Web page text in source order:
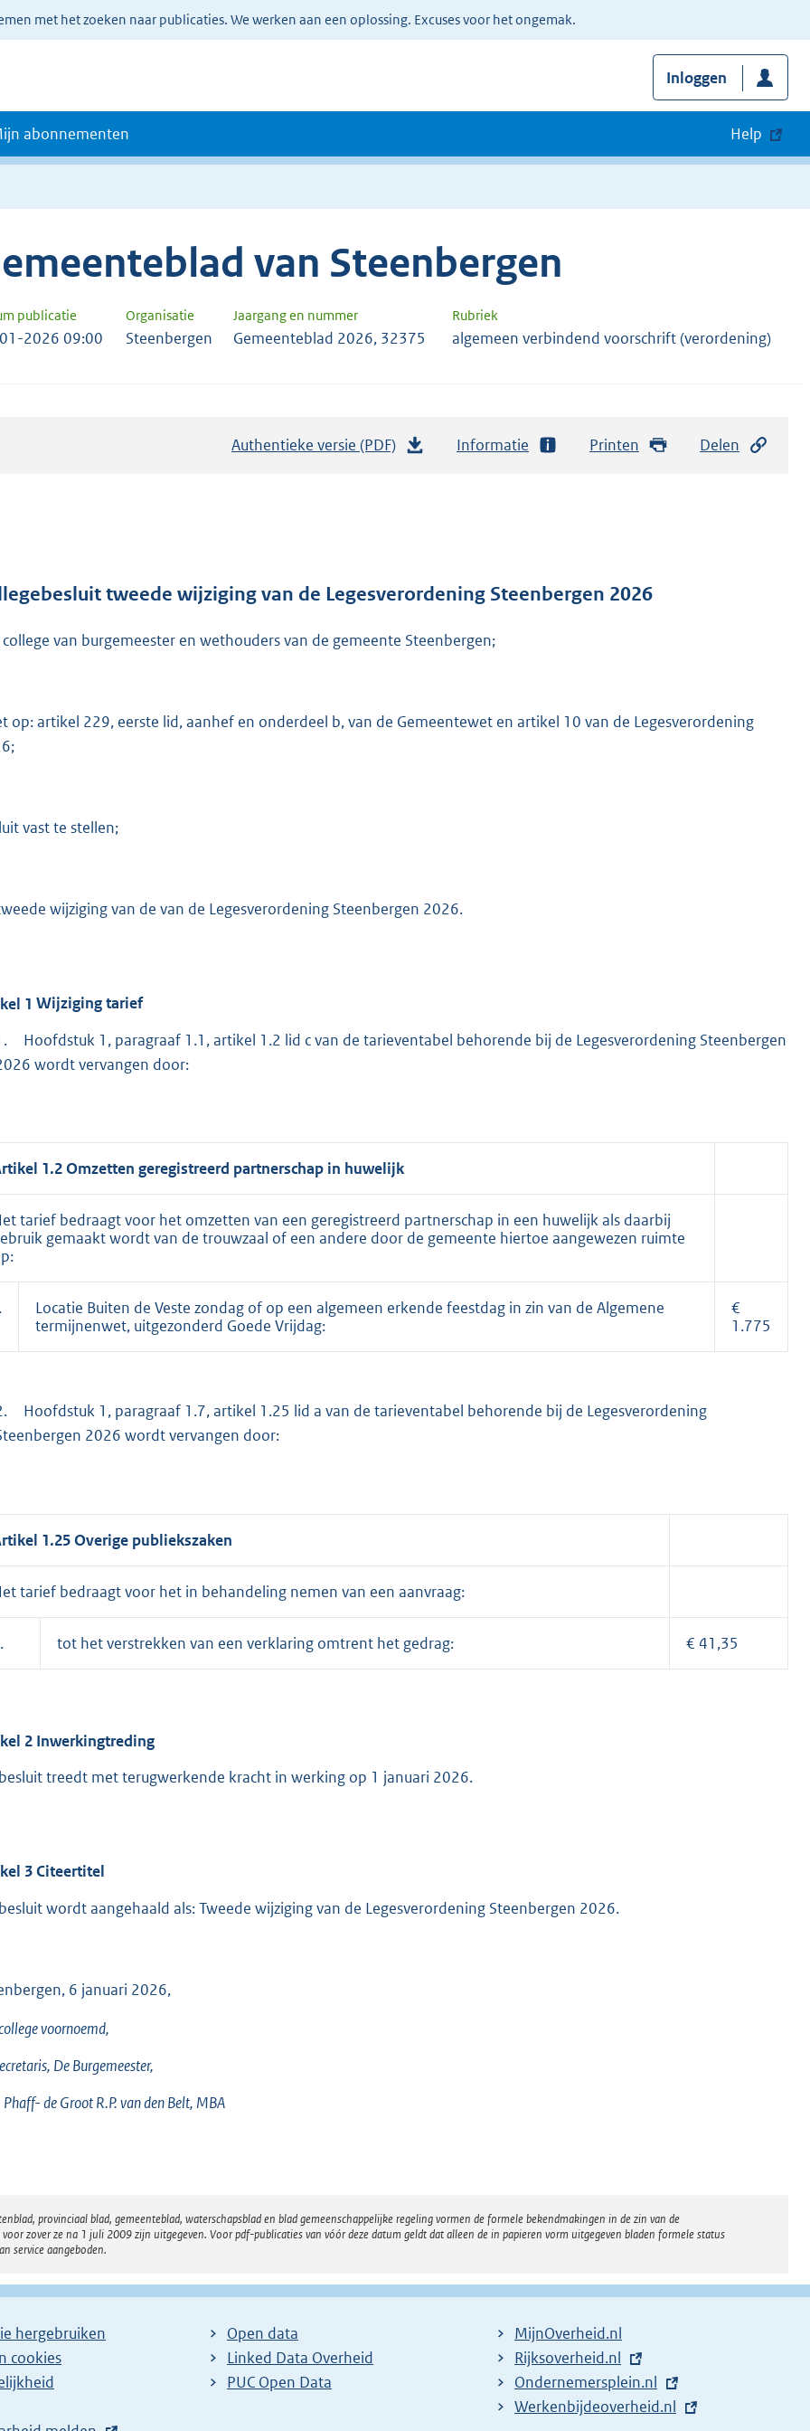
met het zoeken naar publicaties. We werken aan een oplossing. Excuses voor het ongemak.
Inloggen
abonnementen Help
van Steenbergen
publicatie Organisatie Jaargang en nummer Rubriek
2026 09:00 Steenbergen Gemeenteblad 2026, 32375 algemeen verbindend voorschrift (verordening)
Authentieke versie (PDF)
d
g
o
K
Informatie Printen Delen
tweede wijziging van de Legesverordening Steenbergen 2026
van burgemeester en wethouders van de gemeente Steenbergen;
op: artikel 229, eerste lid, aanhef en onderdeel b, van de Gemeentewet en artikel 10 van de Legesverordening
vast te stellen;
wijziging van de van de Legesverordening Steenbergen 2026.
1 Wijziging tarief
Hoofdstuk 1, paragraaf 1.1, artikel 1.2 lid c van de tarieventabel behorende bij de Legesverordening Steenbergen
wordt vervangen door:
1.2 Omzetten geregistreerd partnerschap in huwelijk
tarief bedraagt voor het omzetten van een geregistreerd partnerschap in een huwelijk als daarbij
gemaakt wordt van de trouwzaal of een andere door de gemeente hiertoe aangewezen ruimte
Locatie Buiten de Veste zondag of op een algemeen erkende feestdag in zin van de Algemene
termijnenwet, uitgezonderd Goede Vrijdag:
€
1.775
Hoofdstuk 1, paragraaf 1.7, artikel 1.25 lid a van de tarieventabel behorende bij de Legesverordening
2026 wordt vervangen door:
1.25 Overige publiekszaken
tarief bedraagt voor het in behandeling nemen van een aanvraag:
tot het verstrekken van een verklaring omtrent het gedrag: € 41,35
2 Inwerkingtreding
treedt met terugwerkende kracht in werking op 1 januari 2026.
3Citeertitel
wordt aangehaald als: Tweede wijziging van de Legesverordening Steenbergen 2026.
6 januari 2026,
voornoemd,
De Burgemeester,
de GrootR.P. van den Belt, MBA
provinciaal blad, gemeenteblad, waterschapsblad en blad gemeenschappelijke regeling vormen de formele bekendmakingen in de zin van de
zover ze na 1 juli 2009 zijn uitgegeven. Voor pdf-publicaties van vóór deze datum geldt dat alleen de in papieren vorm uitgegeven bladen formele status
service aangeboden.
hergebruiken
cookies
Open data
Linked Data Overheid
PUC Open Data
MijnOverheid.nl
E
x
t
Rijksoverheid.nl
E
x
Ondernemersplein.nl
E
Werkenbijdeoverheid.nl